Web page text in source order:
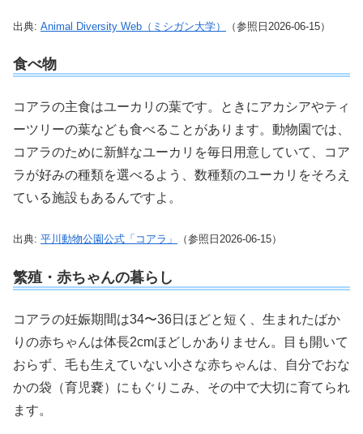
出典: Animal Diversity Web（ミシガン大学） （参照日2026-06-15）
食べ物
コアラの主食はユーカリの葉です。ときにアカシアやティ
ーツリーの葉なども食べることがあります。動物園では、
コアラのために新鮮なユーカリを毎日用意していて、コア
ラが好みの種類を選べるよう、数種類のユーカリをそろえ
ている施設もあるんですよ。
出典: 平川動物公園公式「コアラ」 （参照日2026-06-15）
繁殖・赤ちゃんの暮らし
コアラの妊娠期間は34〜36日ほどと短く、生まれたばか
りの赤ちゃんは体長2cmほどしかありません。目も開いて
おらず、毛も生えていない小さな赤ちゃんは、自分でおな
かの袋（育児嚢）にもぐりこみ、その中で大切に育てられ
ます。